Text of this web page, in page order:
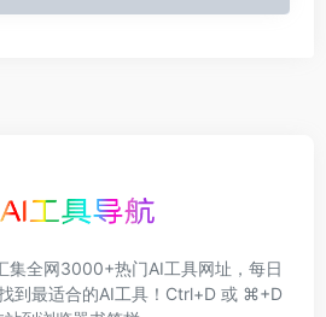
集全网3000+热门AI工具网址，每日
到最适合的AI工具！Ctrl+D 或 ⌘+D